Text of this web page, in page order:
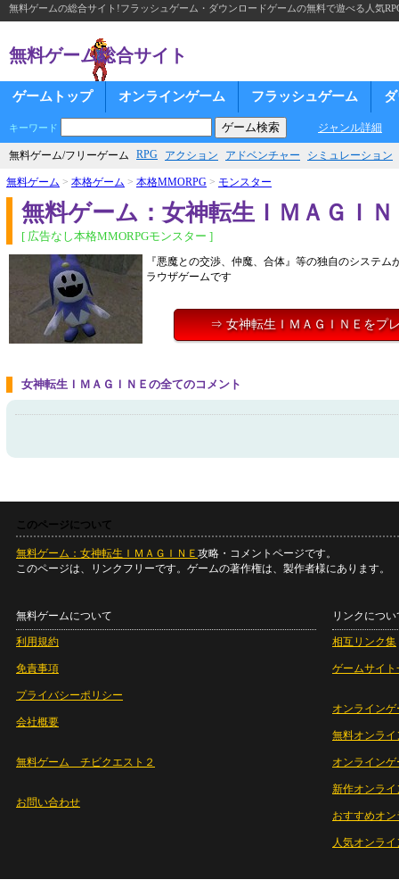
無料ゲームの総合サイト!フラッシュゲーム・ダウンロードゲームの無料で遊べる人気
無料ゲーム総合サイト
ゲームトップ オンラインゲーム フラッシュゲーム
キーワード ジャンル詳細
無料ゲーム/フリーゲーム RPG アクション アドベンチャー シミュレーション
無料ゲーム > 本格ゲーム > 本格MMORPG > モンスター
無料ゲーム：女神転生ＩＭＡＧＩＮ
[ 広告なし本格MMORPGモンスター ]
『悪魔との交渉、仲魔、合体』等の独自のシステム
ラウザゲームです
⇒ 女神転生ＩＭＡＧＩＮＥをプ
女神転生ＩＭＡＧＩＮＥの全てのコメント
このページについて
無料ゲーム：女神転生ＩＭＡＧＩＮＥ 攻略・コメントページです。
このページは、リンクフリーです。ゲームの著作権は、製作者様にあります。
無料ゲームについて
利用規約
免責事項
プライバシーポリシー
会社概要
無料ゲーム チビクエスト２
お問い合わせ
リンクについ
相互リンク集
ゲームサイト
オンラインゲ
無料オンライ
オンライン
新作オンライ
おすすめオ
人気オンラ